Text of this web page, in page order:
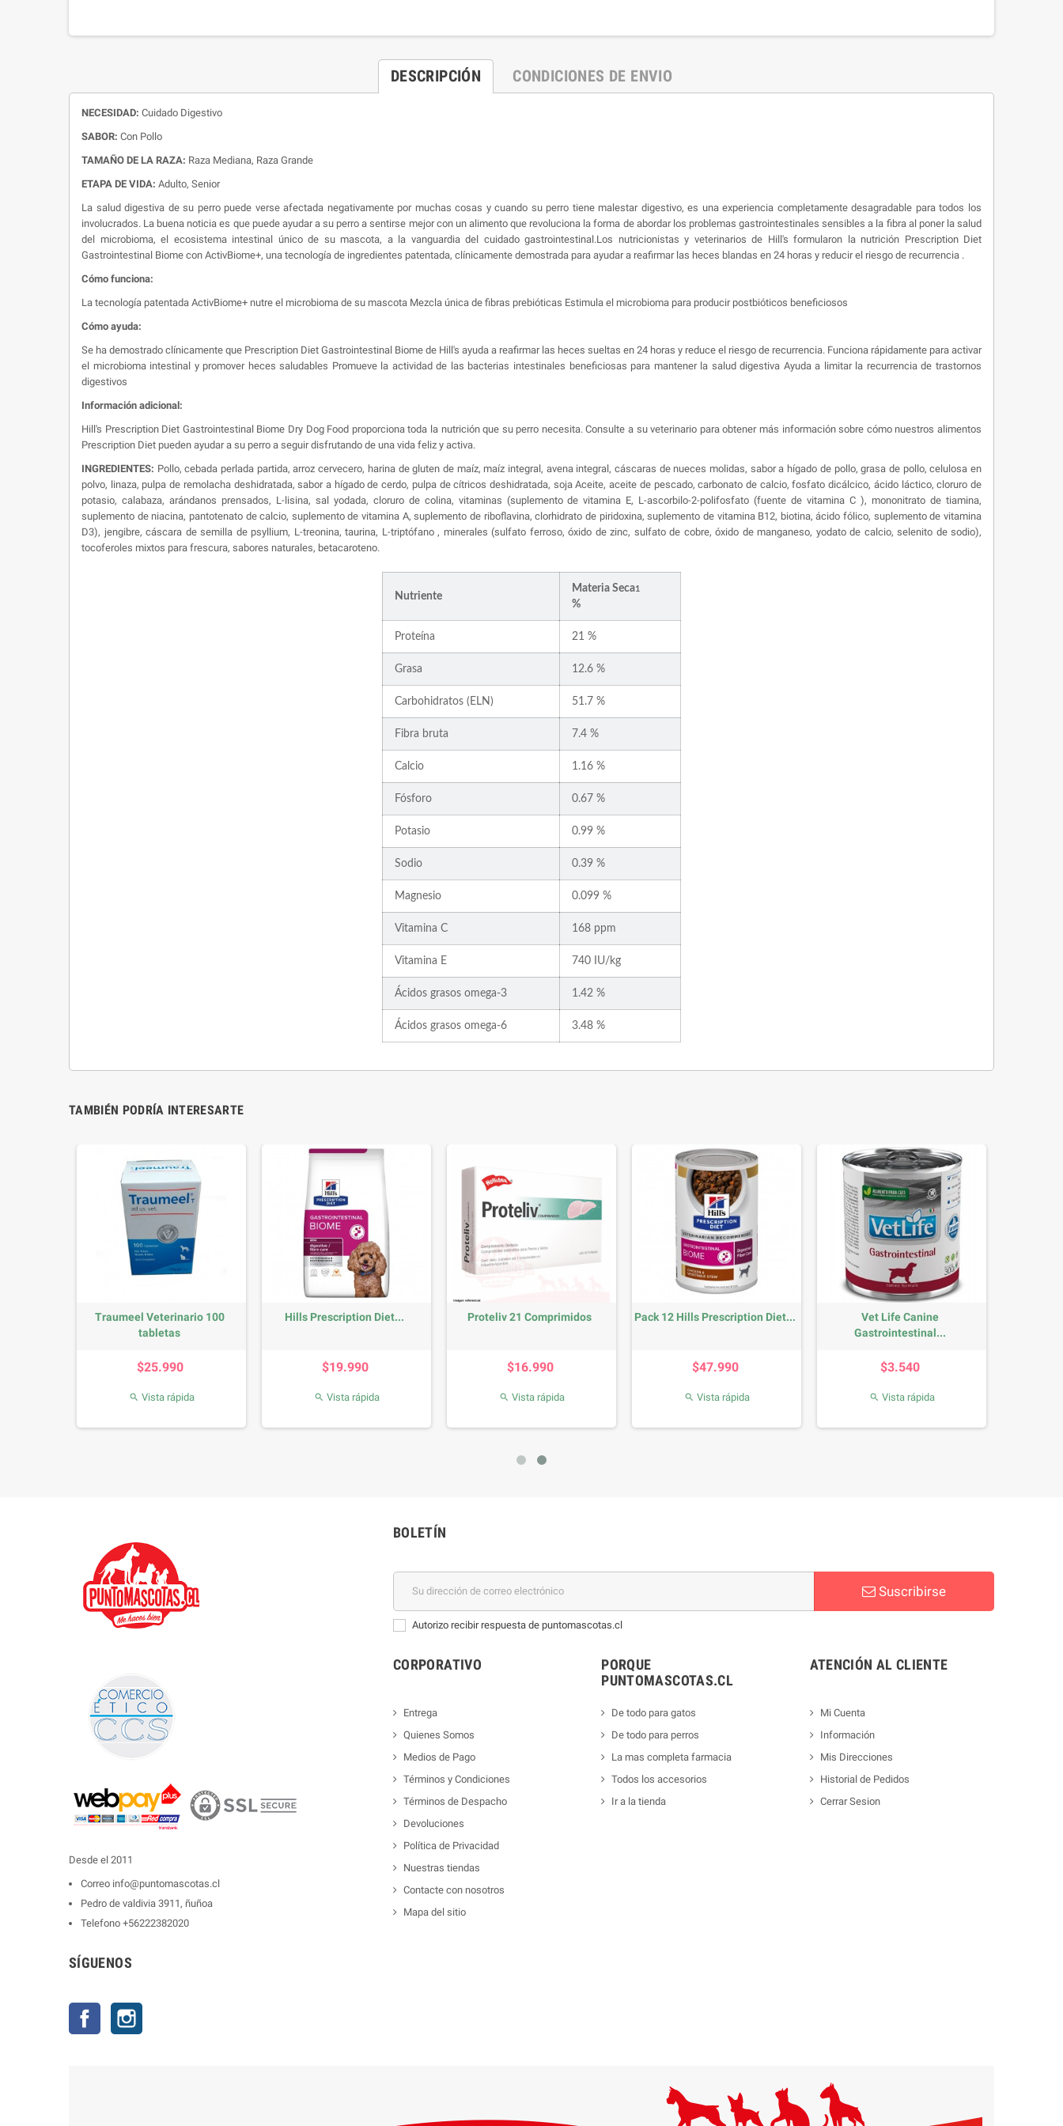
DESCRIPCIÓN CONDICIONES DE ENVIO
NECESIDAD: Cuidado Digestivo
SABOR: Con Pollo
TAMAÑO DE LA RAZA: Raza Mediana, Raza Grande
ETAPA DE VIDA: Adulto, Senior
La salud digestiva de su perro puede verse afectada negativamente por muchas cosas y cuando su perro tiene malestar digestivo, es una experiencia completamente desagradable para todos los
involucrados. La buena noticia es que puede ayudar a su perro a sentirse mejor con un alimento que revoluciona la forma de abordar los problemas gastrointestinales sensibles a la fibra al poner la salud
del microbioma, el ecosistema intestinal único de su mascota, a la vanguardia del cuidado gastrointestinal.Los nutricionistas y veterinarios de Hill's formularon la nutrición Prescription Diet
Gastrointestinal Biome con ActivBiome+, una tecnología de ingredientes patentada, clínicamente demostrada para ayudar a reafirmar las heces blandas en 24 horas y reducir el riesgo de recurrencia .
Cómo funciona:
La tecnología patentada ActivBiome+ nutre el microbioma de su mascota Mezcla única de fibras prebióticas Estimula el microbioma para producir postbióticos beneficiosos
Cómo ayuda:
Se ha demostrado clínicamente que Prescription Diet Gastrointestinal Biome de Hill's ayuda a reafirmar las heces sueltas en 24 horas y reduce el riesgo de recurrencia. Funciona rápidamente para activar
el microbioma intestinal y promover heces saludables Promueve la actividad de las bacterias intestinales beneficiosas para mantener la salud digestiva Ayuda a limitar la recurrencia de trastornos
digestivos
Información adicional:
Hill's Prescription Diet Gastrointestinal Biome Dry Dog Food proporciona toda la nutrición que su perro necesita. Consulte a su veterinario para obtener más información sobre cómo nuestros alimentos
Prescription Diet pueden ayudar a su perro a seguir disfrutando de una vida feliz y activa.
INGREDIENTES: Pollo, cebada perlada partida, arroz cervecero, harina de gluten de maíz, maíz integral, avena integral, cáscaras de nueces molidas, sabor a hígado de pollo, grasa de pollo, celulosa en
polvo, linaza, pulpa de remolacha deshidratada, sabor a hígado de cerdo, pulpa de cítricos deshidratada, soja Aceite, aceite de pescado, carbonato de calcio, fosfato dicálcico, ácido láctico, cloruro de
potasio, calabaza, arándanos prensados, L-lisina, sal yodada, cloruro de colina, vitaminas (suplemento de vitamina E, L-ascorbilo-2-polifosfato (fuente de vitamina C ), mononitrato de tiamina,
suplemento de niacina, pantotenato de calcio, suplemento de vitamina A, suplemento de riboflavina, clorhidrato de piridoxina, suplemento de vitamina B12, biotina, ácido fólico, suplemento de vitamina
D3), jengibre, cáscara de semilla de psyllium, L-treonina, taurina, L-triptófano , minerales (sulfato ferroso, óxido de zinc, sulfato de cobre, óxido de manganeso, yodato de calcio, selenito de sodio),
tocoferoles mixtos para frescura, sabores naturales, betacaroteno.
Nutriente
Materia Seca1
%
Proteína 21 %
Grasa 12.6 %
Carbohidratos (ELN) 51.7 %
Fibra bruta 7.4 %
Calcio 1.16 %
Fósforo 0.67 %
Potasio 0.99 %
Sodio 0.39 %
Magnesio 0.099 %
Vitamina C 168 ppm
Vitamina E 740 IU/kg
Ácidos grasos omega-3 1.42 %
Ácidos grasos omega-6 3.48 %
TAMBIÉN PODRÍA INTERESARTE
Traumeel Veterinario 100
tabletas
$25.990
 Vista rápida
Hills Prescription Diet...
$19.990
 Vista rápida
Proteliv 21 Comprimidos
$16.990
 Vista rápida
Pack 12 Hills Prescription Diet...
$47.990
 Vista rápida
Vet Life Canine
Gastrointestinal...
$3.540
 Vista rápida
Desde el 2011
Correo info@puntomascotas.cl
Pedro de valdivia 3911, ñuñoa
Telefono +56222382020
SÍGUENOS
Facebook
BOLETÍN
Suscribirse
Autorizo recibir respuesta de puntomascotas.cl
CORPORATIVO
Entrega
Quienes Somos
Medios de Pago
Términos y Condiciones
Términos de Despacho
Devoluciones
Política de Privacidad
Nuestras tiendas
Contacte con nosotros
Mapa del sitio
PORQUE
PUNTOMASCOTAS.CL
De todo para gatos
De todo para perros
La mas completa farmacia
Todos los accesorios
Ir a la tienda
ATENCIÓN AL CLIENTE
Mi Cuenta
Información
Mis Direcciones
Historial de Pedidos
Cerrar Sesion